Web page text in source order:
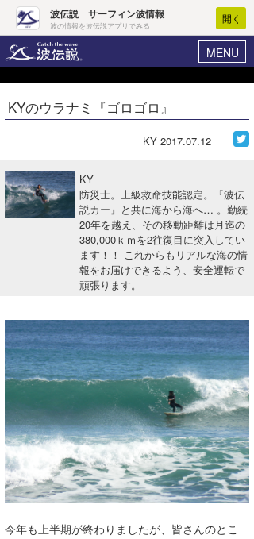
波伝説 サーフィン波情報
波の情報を波伝説アプリでみる
開く
MENU
ヘルプ マイホーム
ログイン
波情報･概況
WAVE HUNTER波予想ツール
会員メニュー
今月のプレゼント
KYのウラナミ『ゴロゴロ』
KY 2017.07.12
KY
防災士。上級救命技能認定。『波伝
説カー』と共に海から海へ… 。勤続
20年を越え、その移動距離は月迄の
380,000ｋｍを2往復目に突入してい
ます！！ これからもリアルな海の情
報をお届けできるよう、安全運転で
頑張ります。
今年も上半期が終わりましたが、皆さんのとこ
Core Surf Japan
ファッション/グッズ
アート＆エンタメ
ショップ情報
湘南
伊豆
千葉南
大阪
四国
ウラナミ
お知らせ
ルール＆How to
VOTE!
サーファーズ